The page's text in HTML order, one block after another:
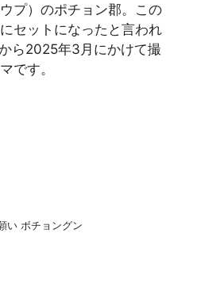
プ）のポチョン郡。この
セットになったと言われ
ら2025年3月にかけて撮
です。
い ボチョングン